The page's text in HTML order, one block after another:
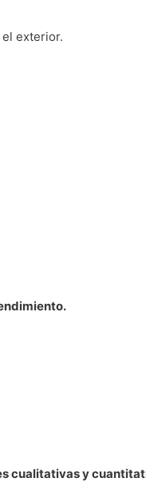
exterior.
cualitativas y